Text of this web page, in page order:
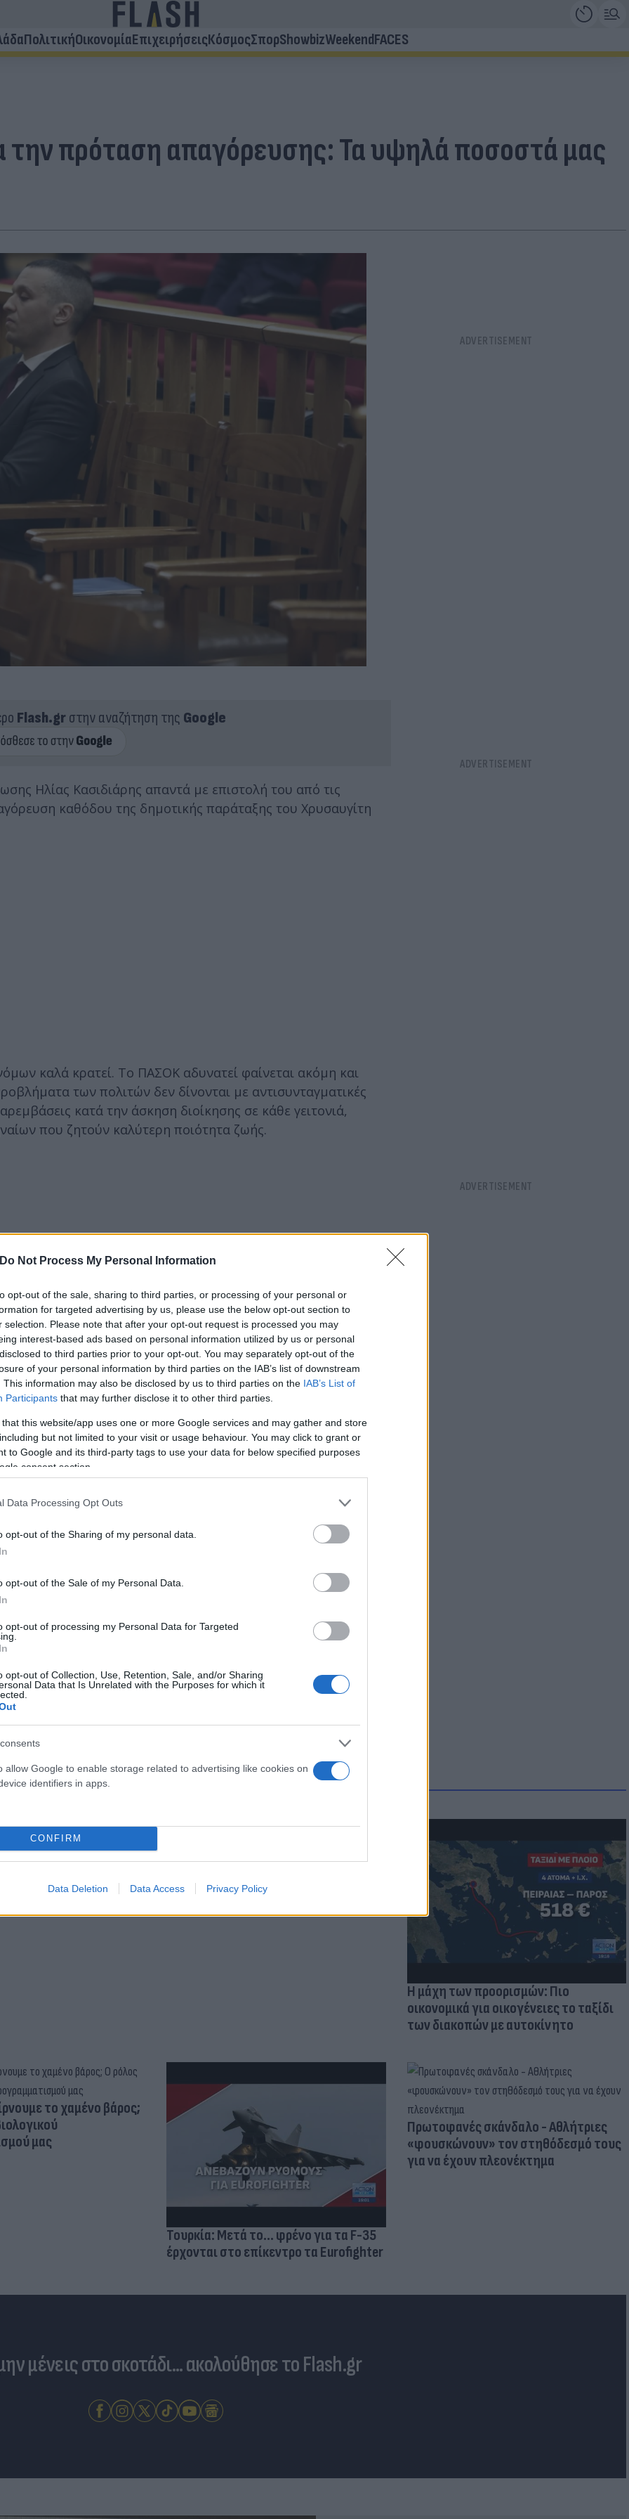
Do Not Process My Personal Information
opt-out of the sale, sharing to third parties, or processing of your personal or
for targeted advertising by us, please use the below opt-out section to
selection. Please note that after your opt-out request is processed you may
interest-based ads based on personal information utilized by us or personal
to third parties prior to your opt-out. You may separately opt-out of the
of your personal information by third parties on the IAB’s list of downstream
This information may also be disclosed by us to third parties on the IAB’s List of
Participants that may further disclose it to other third parties.
that this website/app uses one or more Google services and may gather and store
but not limited to your visit or usage behaviour. You may click to grant or
to Google and its third-party tags to use your data for below specified purposes
consent section.
Data Processing Opt Outs
opt-out of the Sharing of my personal data.
opt-out of the Sale of my Personal Data.
opt-out of processing my Personal Data for Targeted
opt-out of Collection, Use, Retention, Sale, and/or Sharing
Data that Is Unrelated with the Purposes for which it
allow Google to enable storage related to advertising like cookies on
identifiers in apps.
CONFIRM
Data Deletion Data Access Privacy Policy
ΠολιτικήΟικονομίαΕπιχειρήσειςΚόσμοςΣπορShowbizWeekendFACES
την πρόταση απαγόρευσης: Τα υψηλά ποσοστά μας
Flash.grστην αναζήτηση της Google
Ηλίας Κασιδιάρης απαντά με επιστολή του από τις
καθόδου της δημοτικής παράταξης του Χρυσαυγίτη
καλά κρατεί. Το ΠΑΣΟΚ αδυνατεί φαίνεται ακόμη και
των πολιτών δεν δίνονται με αντισυνταγματικές
κατά την άσκηση διοίκησης σε κάθε γειτονιά,
που ζητούν καλύτερη ποιότητα ζωής.
πολύ υψηλά, περνάμε στον δεύτερο γύρο και
το γεγονός προκαλεί παροξυσμό στην άφαντη
χρωστάει εκατοντάδες εκατομμύρια ευρώ και του
της μεταπολίτευσης».
Flash.grστην αναζήτηση τηςGoogle
για Κωνσταντέλια
Skin dysmorphia: Όταν η εμμονή με το
«τέλειο» δέρμα αποτελεί πρόβλημα
ψυχικής υγείας
Η μάχη των προορισμών: Πιο
οικονομικά για οικογένειες το ταξίδι
των διακοπών με αυτοκίνητο
το χαμένο βάρος;
μας
Τουρκία: Μετά το... φρένο για τα F-35
έρχονται στο επίκεντρο τα Eurofighter
Πρωτοφανές σκάνδαλο - Aθλήτριες
«φουσκώνουν» τον στηθόδεσμό τους
για να έχουν πλεονέκτημα
μένεις στο σκοτάδι... ακολούθησε το Flash.gr